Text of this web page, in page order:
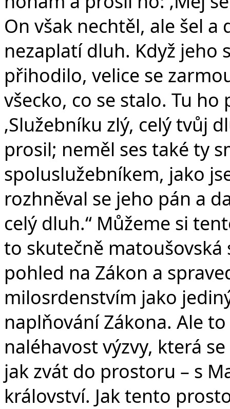
On však nechtěl, ale šel
nezaplatí dluh. Když jeho
přihodilo, velice se
všecko, co se stalo. Tu
‚Služebníku zlý, celý tvůj
prosil; neměl ses také ty
spoluslužebníkem, jako
rozhněval se jeho pán a
celý dluh.“ Můžeme si
to skutečně matoušovská
pohled na Zákon a
milosrdenstvím jako
naplňování Zákona. Ale
naléhavost výzvy, která
jak zvát do prostoru – s
království. Jak tento